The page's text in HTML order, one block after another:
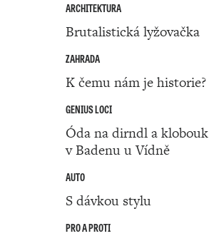
ARCHITEKTURA
Brutalistická lyžovačka
ZAHRADA
K čemu nám je historie?
GENIUS LOCI
Óda na dirndl a klobouk
v Badenu u Vídně
AUTO
S dávkou stylu
PRO A PROTI